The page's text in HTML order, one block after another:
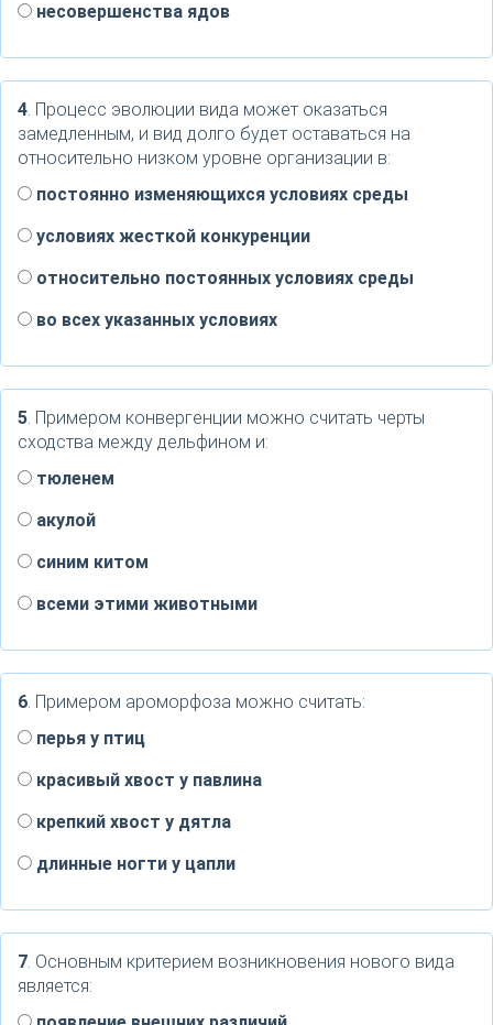
несовершенства ядов
4. Процесс эволюции вида может оказаться
замедленным, и вид долго будет оставаться на
относительно низком уровне организации в:
постоянно изменяющихся условиях среды
условиях жесткой конкуренции
относительно постоянных условиях среды
во всех указанных условиях
5. Примером конвергенции можно считать черты
сходства между дельфином и:
тюленем
акулой
синим китом
всеми этими животными
6. Примером ароморфоза можно считать:
перья у птиц
красивый хвост у павлина
крепкий хвост у дятла
длинные ногти у цапли
7. Основным критерием возникновения нового вида
является: